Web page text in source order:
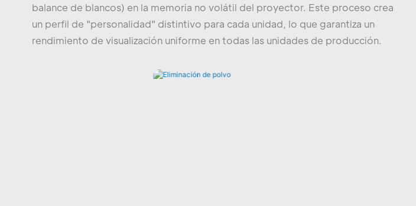
balance de blancos) en la memoria no volátil del proyector. Este proceso crea
un perfil de "personalidad" distintivo para cada unidad, lo que garantiza un
rendimiento de visualización uniforme en todas las unidades de producción.